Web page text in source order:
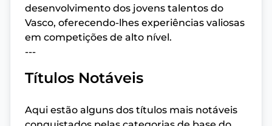
desenvolvimento dos jovens talentos do
Vasco, oferecendo-lhes experiências valiosas
em competições de alto nível.
---
Títulos Notáveis
Aqui estão alguns dos títulos mais notáveis